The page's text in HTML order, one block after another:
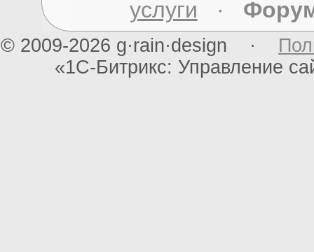
услуги ·
© 2009-2026 g·rain·design ·
«1С-Битрикс: Управление